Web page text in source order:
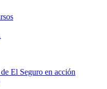
El Seguro en acción